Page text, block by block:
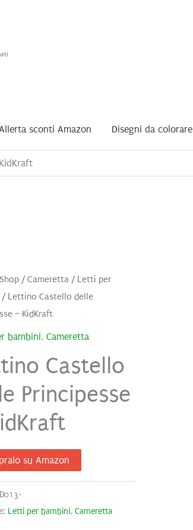
sconti Amazon Disegni da colorare
Shop/ Cameretta/ Letti per
/ Lettino Castello delle
– KidKraft
bambini, Cameretta
Castello
Principesse
su Amazon
Letti per bambini, Cameretta